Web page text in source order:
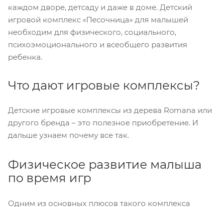
каждом дворе, детсаду и даже в доме. Детский
игровой комплекс «Песочница» для малышей
необходим для физического, социального,
психоэмоционального и всеобщего развития
ребенка.
Что дают игровые комплексы?
Детские игровые комплексы из дерева Romana или
другого бренда – это полезное приобретение. И
дальше узнаем почему все так.
Физическое развитие малыша
по время игр
Одним из основных плюсов такого комплекса